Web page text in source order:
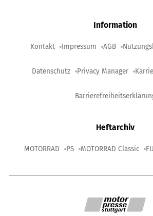
Information
Kontakt Impressum AGB
Datenschutz Privacy Manager
Heftarchiv
MOTORRAD PS MOTORRAD Classic